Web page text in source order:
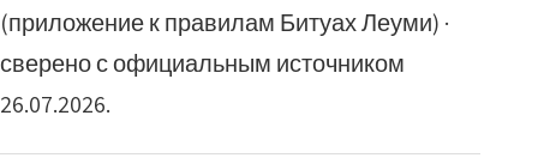
(приложение к правилам Битуах Леуми) ·
сверено с официальным источником
26.07.2026.